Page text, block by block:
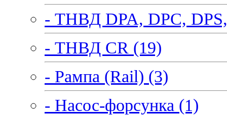
- ТНВД DPA, DPC,
- ТНВД CR (19)
- Рампа (Rail) (3)
- Насос-форсунка (1)